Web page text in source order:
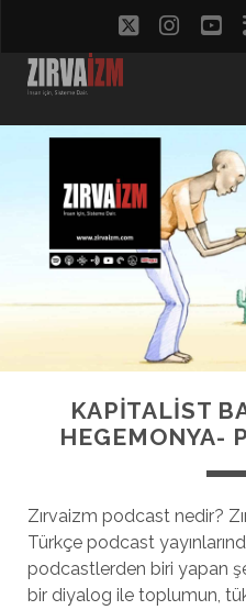
twitter
KAPİTALİST
HEGEMONYA-
Zırvaizm podcast nedir?
Türkçe podcast
podcastlerden biri yapan
bir diyalog ile toplumun,